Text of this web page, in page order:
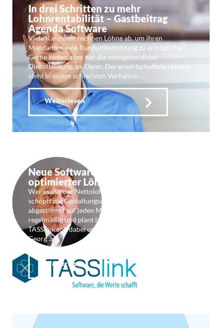
In drei Schritten zu mehr
Lohnrentabilität – Gastbeitrag
Agenda Software
Viele Kanzleien rechnen Löhne ab, um ihren
Mandanten eine Rundumbetreuung zu ermöglichen.
Gerne bieten aber nur die wenigsten diese
Dienstleistung an. Denn: Der erwirtschaftete Umsatz
steht in einem schlechten Verhältnis …
Weiterlesen
Neue Software zur Planung netto-
optimierter Löhne: TASSlink
Wer es mit der Nettolohn-Optimierung ernst meint,
schöpft die Gestaltungsmöglichkeiten des EStG
abgestimmt auf jeden Mitarbeiter aus, kontrolliert
regelmäßig und plant langfristig. Die Software
TASSlink soll dabei unterstützen. TASSlink-Entwickler
Georg …
Weiterlesen